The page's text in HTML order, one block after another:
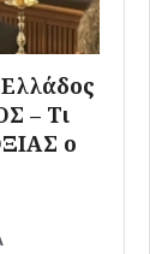
– Τι
ο